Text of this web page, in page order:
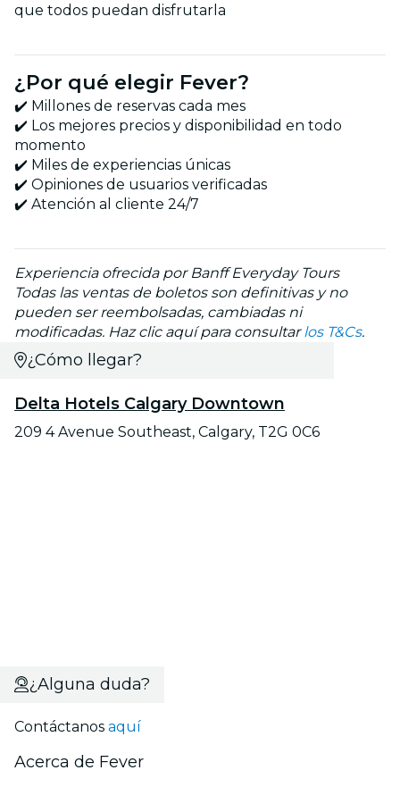
que todos puedan disfrutarla
¿Por qué elegir Fever?
✔️ Millones de reservas cada mes
✔️ Los mejores precios y disponibilidad en todo
momento
✔️ Miles de experiencias únicas
✔️ Opiniones de usuarios verificadas
✔️ Atención al cliente 24/7
Experiencia ofrecida por Banff Everyday Tours
Todas las ventas de boletos son definitivas y no
pueden ser reembolsadas, cambiadas ni
modificadas. Haz clic aquí para consultar los T&Cs.
¿Cómo llegar?
Delta Hotels Calgary Downtown
209 4 Avenue Southeast, Calgary, T2G 0C6
¿Alguna duda?
Contáctanos aquí
Acerca de Fever